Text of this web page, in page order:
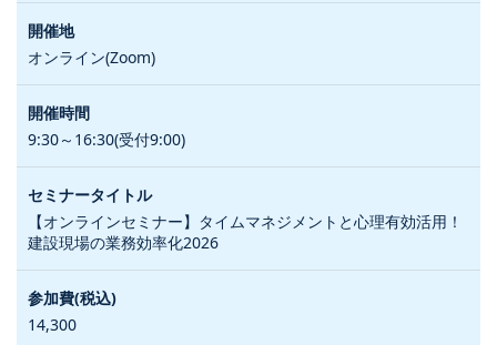
オンライン(Zoom)
9:30～16:30(受付9:00)
【オンラインセミナー】タイムマネジメントと心理有効活用！
建設現場の業務効率化2026
14,300